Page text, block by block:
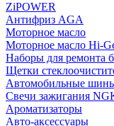
ZiPOWER
Антифриз AGA
Моторное масло
Моторное масло Hi-
Наборы для ремонта
Щетки
Автомобильные
Свечи зажигания
Ароматизаторы
Авто-аксессуары